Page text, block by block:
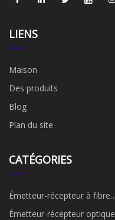
LIENS
Maison
Des produits
Blog
Plan du site
CATÉGORIES
Émetteur-récepteur à fibre
optique
Émetteur-récepteur optique